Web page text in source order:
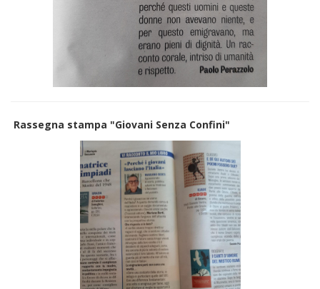
Rassegna stampa "Giovani Senza Confini"